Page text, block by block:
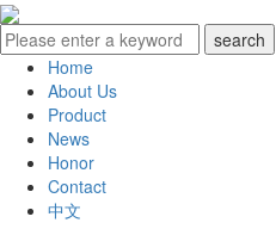
Home
About Us
Product
News
Honor
Contact
中文